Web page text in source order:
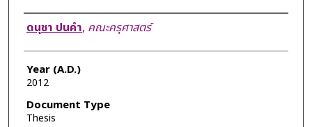
Author
ดนุชา ปนคำ, คณะครุศาสตร์
Year (A.D.)
2012
Document Type
Thesis